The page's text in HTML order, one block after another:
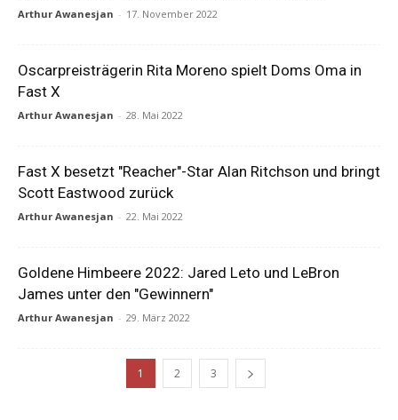
Arthur Awanesjan - 17. November 2022
Oscarpreisträgerin Rita Moreno spielt Doms Oma in
Fast X
Arthur Awanesjan - 28. Mai 2022
Fast X besetzt "Reacher"-Star Alan Ritchson und bringt
Scott Eastwood zurück
Arthur Awanesjan - 22. Mai 2022
Goldene Himbeere 2022: Jared Leto und LeBron
James unter den "Gewinnern"
Arthur Awanesjan - 29. März 2022
1 2 3